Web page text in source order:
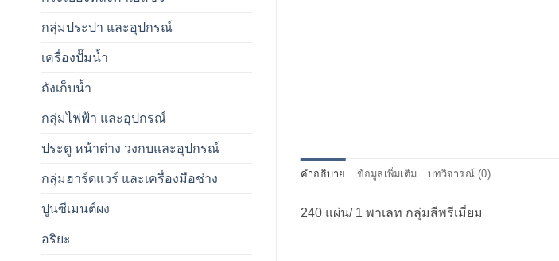
กลุ่มประปา และอุปกรณ์
เครื่องปั๊มน้ำ
ถังเก็บน้ำ
กลุ่มไฟฟ้า และอุปกรณ์
ประตู หน้าต่าง วงกบและอุปกรณ์
กลุ่มฮาร์ดแวร์ และเครื่องมือช่าง
ปูนซีเมนต์ผง
อริยะ
คำอธิบาย ข้อมูลเพิ่มเติม บทวิจารณ์ (0)
240 แผ่น/ 1 พาเลท กลุ่มสีพรีเมี่ยม